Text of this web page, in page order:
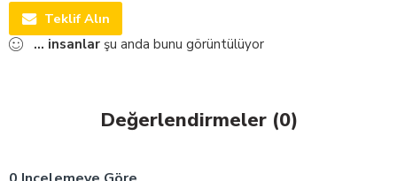
Teklif Alın
... insanlar şu anda bunu görüntülüyor
Değerlendirmeler (0)